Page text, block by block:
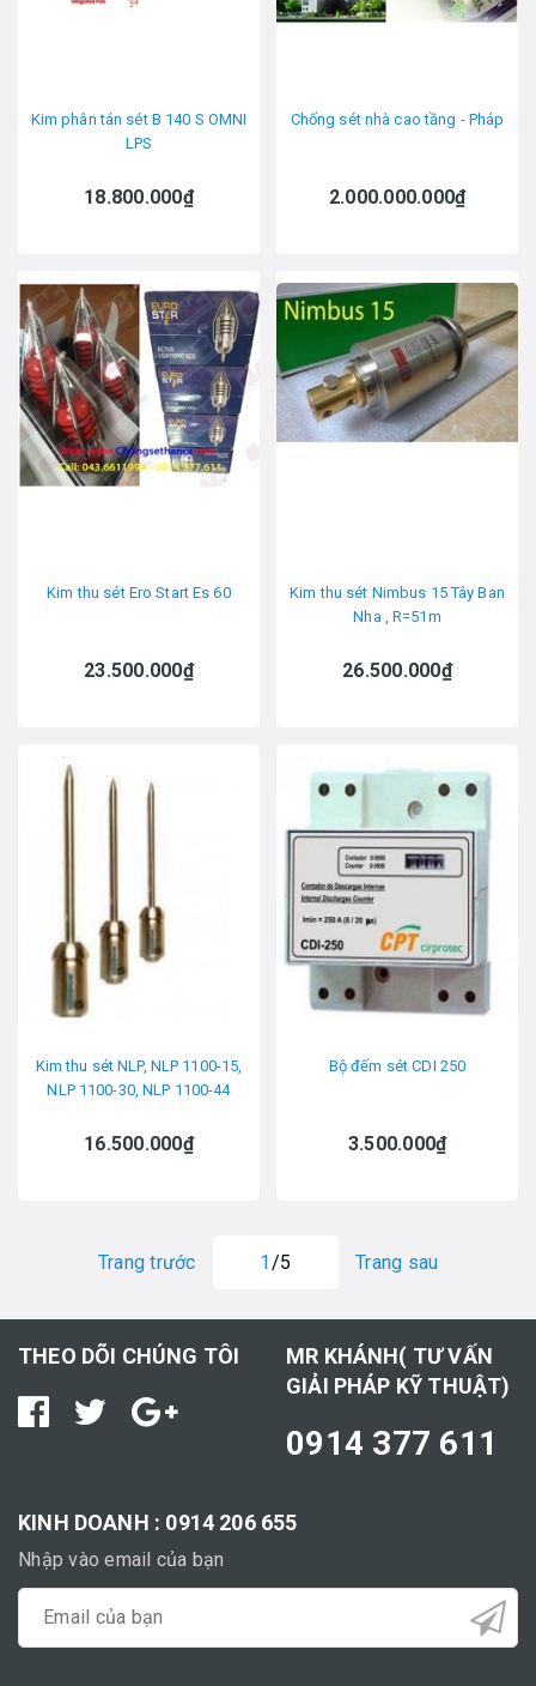
Kim phân tán sét B 140 S OMNI
LPS
18.800.000₫
Chống sét nhà cao tầng - Pháp
2.000.000.000₫
Kim thu sét Ero Start Es 60
23.500.000₫
Kim thu sét Nimbus 15 Tây Ban
Nha , R=51m
26.500.000₫
Kim thu sét NLP, NLP 1100-15,
NLP 1100-30, NLP 1100-44
16.500.000₫
Bộ đếm sét CDI 250
3.500.000₫
Trang trước 1 /5 Trang sau
THEO DÕI CHÚNG TÔI
MR KHÁNH( TƯ VẤN
GIẢI PHÁP KỸ THUẬT)
0914 377 611
KINH DOANH : 0914 206 655
Nhập vào email của bạn